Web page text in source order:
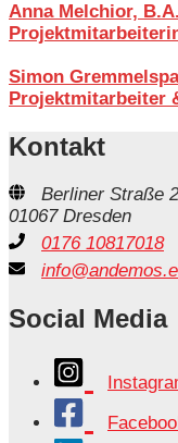
Anna Melchior, B.A.
Simon
Projektmitarbeiter
Kontakt
Berliner Straße
01067 Dresden
0176 10817018
Social Media